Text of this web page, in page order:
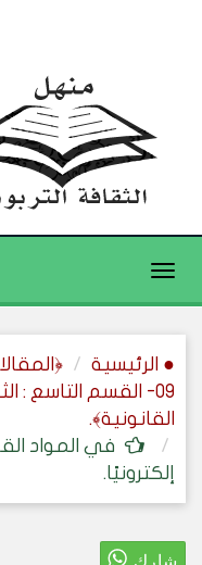
Toggle
● الرئيسية
09- القسم التاسع :
القانونية﴾.
في المواد
إلكترونيًا.